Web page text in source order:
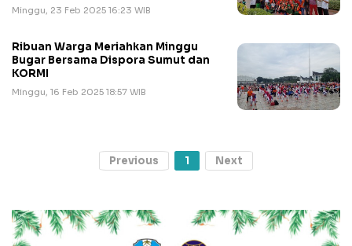
Minggu, 23 Feb 2025 16:23 WIB
Ribuan Warga Meriahkan Minggu
Bugar Bersama Dispora Sumut dan
KORMI
Minggu, 16 Feb 2025 18:57 WIB
Previous 1 Next